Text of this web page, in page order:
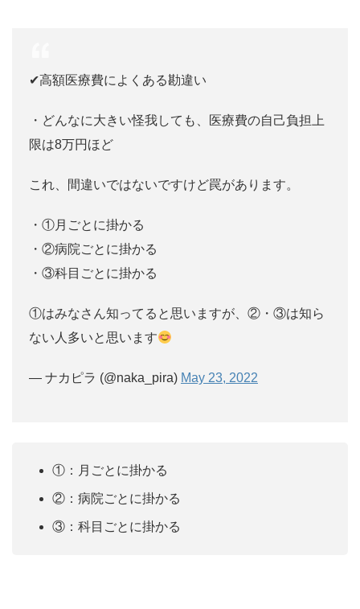
✔︎高額医療費によくある勘違い
・どんなに大きい怪我しても、医療費の自己負担上
限は8万円ほど
これ、間違いではないですけど罠があります。
・①月ごとに掛かる
・②病院ごとに掛かる
・③科目ごとに掛かる
①はみなさん知ってると思いますが、②・③は知ら
ない人多いと思います
— ナカピラ (@naka_pira) May 23, 2022
①：月ごとに掛かる
②：病院ごとに掛かる
③：科目ごとに掛かる